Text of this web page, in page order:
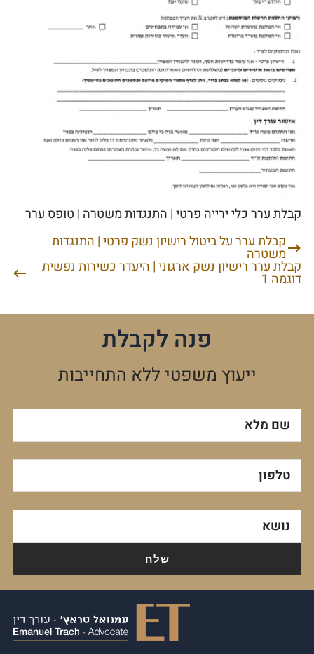
קבלת ערר כלי ירייה פרטי | התנגדות משטרה | טופס ערר
ניווטקבלת ערר על ביטול רישיון נשק פרטי | התנגדות
משטרה
קבלת ערר רישיון נשק ארגוני | היעדר כשירות נפשית
דוגמה 1
פנה לקבלת
ייעוץ משפטי ללא התחייבות
שם מלא
טלפון
נושא